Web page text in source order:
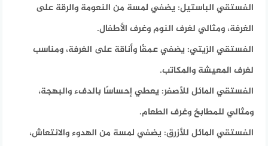
الفستقي الباستيل: يضفي لمسة من النعومة والرقة على
الغرفة، ومثالي لغرف النوم وغرف الأطفال.
الفستقي الزيتي: يضفي عمقًا وأناقة على الغرفة، ومناسب
لغرف المعيشة والمكاتب.
الفستقي المائل للأصفر: يعطي إحساسًا بالدفء والبهجة،
ومثالي للمطابخ وغرف الطعام.
الفستقي المائل للأزرق: يضفي لمسة من الهدوء والانتعاش،